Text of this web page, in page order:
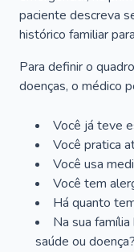
paciente descreva
histórico familiar
Para definir o
doenças, o médico
Você já teve
Você pratica
Você usa
Você tem
Há quanto
Na sua
saúde ou doença?